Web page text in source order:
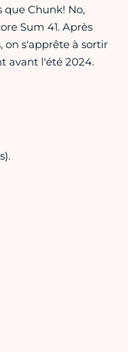
que Chunk! No,
Sum 41. Après
on s'apprête à sortir
avant l'été 2024.